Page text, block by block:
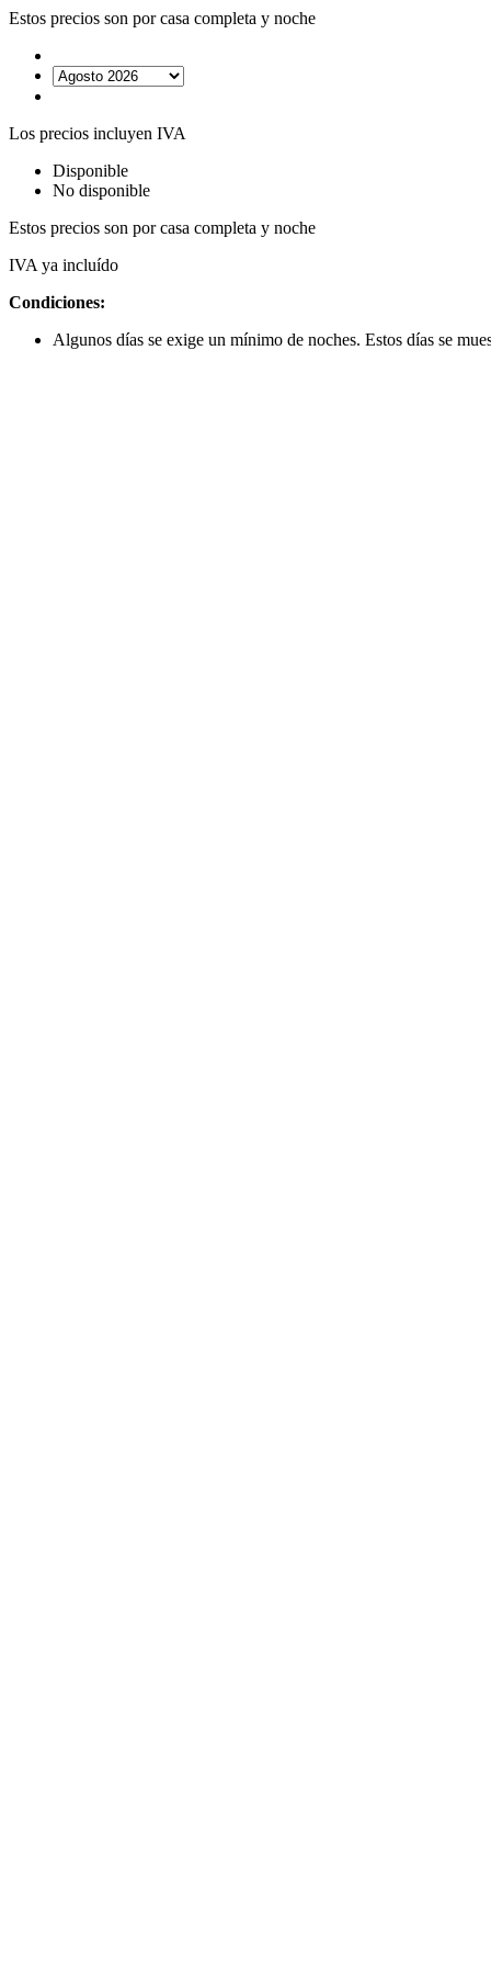
Estos precios son por casa completa y noche
Los precios incluyen IVA
Disponible
No disponible
Estos precios son por casa completa y noche
IVA ya incluído
Condiciones:
Algunos días se exige un mínimo de noches. Estos días se